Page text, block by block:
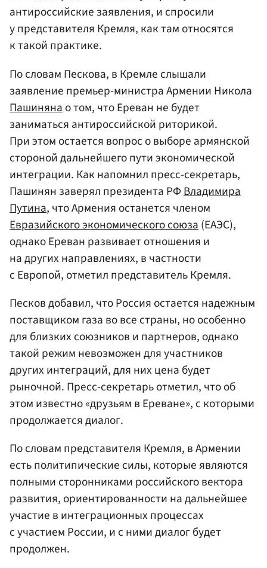
антироссийские заявления, и спросили
у представителя Кремля, как там относятся
к такой практике.
По словам Пескова, в Кремле слышали
заявление премьер-министра Армении Никола
Пашиняна о том, что Ереван не будет
заниматься антироссийской риторикой.
При этом остается вопрос о выборе армянской
стороной дальнейшего пути экономической
интеграции. Как напомнил пресс-секретарь,
Пашинян заверял президента РФВладимира
Путина, что Армения останется членом
Евразийского экономического союза (ЕАЭС),
однако Ереван развивает отношения и
на других направлениях, в частности
с Европой, отметил представитель Кремля.
Песков добавил, что Россия остается надежным
поставщиком газа во все страны, но особенно
для близких союзников и партнеров, однако
такой режим невозможен для участников
других интеграций, для них цена будет
рыночной. Пресс-секретарь отметил, что об
этом известно «друзьям в Ереване», с которыми
продолжается диалог.
По словам представителя Кремля, в Армении
есть политипические силы, которые являются
полными сторонниками российского вектора
развития, ориентированности на дальнейшее
участие в интеграционных процессах
с участием России, и с ними диалог будет
продолжен.